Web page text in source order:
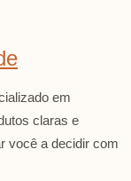
em
claras e
você a decidir com